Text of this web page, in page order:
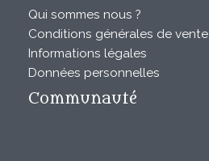
Qui sommes nous ?
Conditions générales de vente
Informations légales
Données personnelles
Communauté